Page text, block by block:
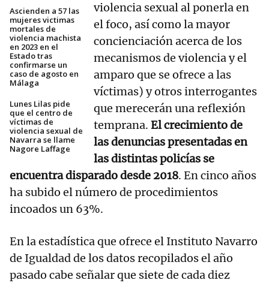
Ascienden a 57 las
mujeres victimas
mortales de
violencia machista
en 2023 en el
Estado tras
confirmarse un
caso de agosto en
Málaga
Lunes Lilas pide
que el centro de
víctimas de
violencia sexual de
Navarra se llame
Nagore Laffage
violencia sexual al ponerla en
el foco, así como la mayor
concienciación acerca de los
mecanismos de violencia y el
amparo que se ofrece a las
víctimas) y otros interrogantes
que merecerán una reflexión
temprana. El crecimiento de
las denuncias presentadas en
las distintas policías se
encuentra disparado desde 2018. En cinco años
ha subido el número de procedimientos
incoados un 63%.
En la estadística que ofrece el Instituto Navarro
de Igualdad de los datos recopilados el año
pasado cabe señalar que siete de cada diez